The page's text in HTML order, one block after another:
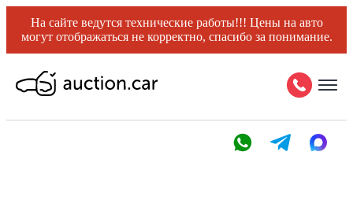
На сайте ведутся технические работы!!! Цены на авто
могут отображаться не корректно, спасибо за понимание.